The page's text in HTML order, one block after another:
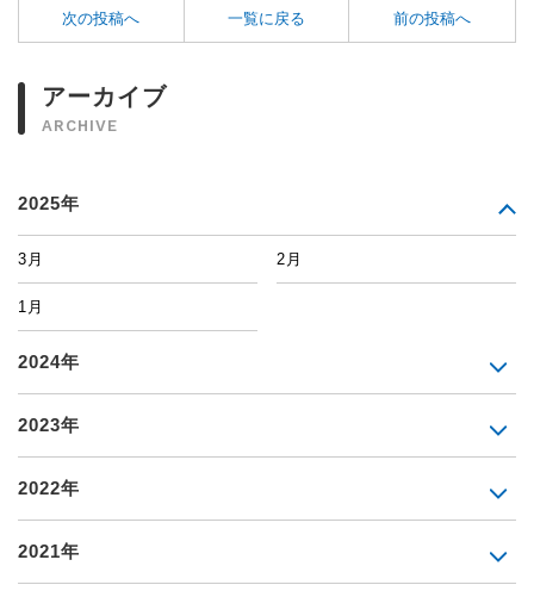
次の投稿へ 一覧に戻る 前の投稿へ
アーカイブ
ARCHIVE
2025年
3月 2月
1月
2024年
2023年
2022年
2021年